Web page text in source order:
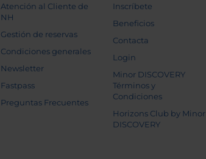
Atención al Cliente de
NH
Gestión de reservas
Condiciones generales
Newsletter
Fastpass
Preguntas Frecuentes
Inscríbete
Beneficios
Contacta
Login
Minor DISCOVERY
Términos y
Condiciones
Horizons Club by Minor
DISCOVERY